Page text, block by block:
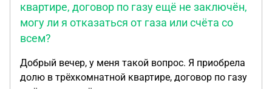
квартире, договор по газу ещё не заключён,
могу ли я отказаться от газа или счёта со
всем?
Добрый вечер, у меня такой вопрос. Я приобрела
долю в трёхкомнатной квартире, договор по газу